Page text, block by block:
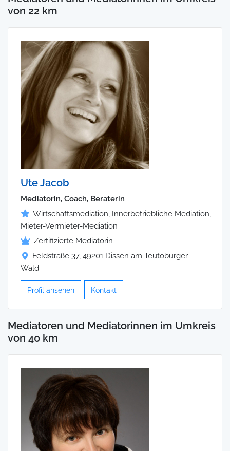
von 22 km
Ute Jacob
Mediatorin, Coach, Beraterin
Wirtschaftsmediation, Innerbetriebliche Mediation,
Mieter-Vermieter-Mediation
Zertifizierte Mediatorin
Feldstraße 37, 49201 Dissen am Teutoburger
Wald
Profil ansehen Kontakt
Mediatoren und Mediatorinnen im Umkreis
von 40 km